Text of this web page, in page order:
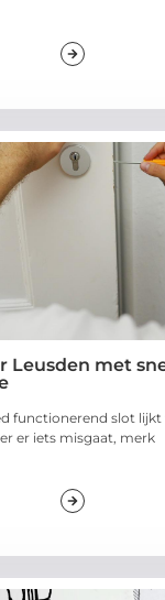
Leusden met
functionerend slot lijkt
er iets misgaat, merk